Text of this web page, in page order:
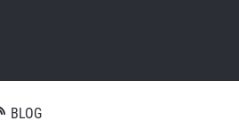
BLOG